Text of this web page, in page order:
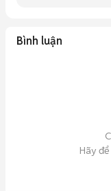
Bình luận
Hãy